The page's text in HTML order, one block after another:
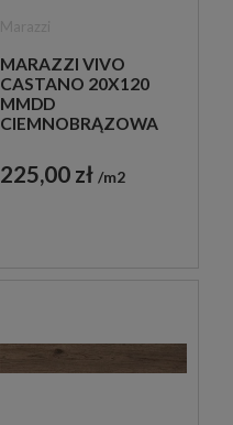
MARAZZI VIVO
CASTANO 20X120
MMDD
CIEMNOBRĄZOWA
DREWNOPODOBNA
225,00 zł m2